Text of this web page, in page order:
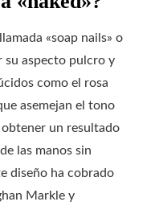
«soap nails» o
su aspecto pulcro y
como el rosa
asemejan el tono
obtener un resultado
las manos sin
diseño ha cobrado
Markle y